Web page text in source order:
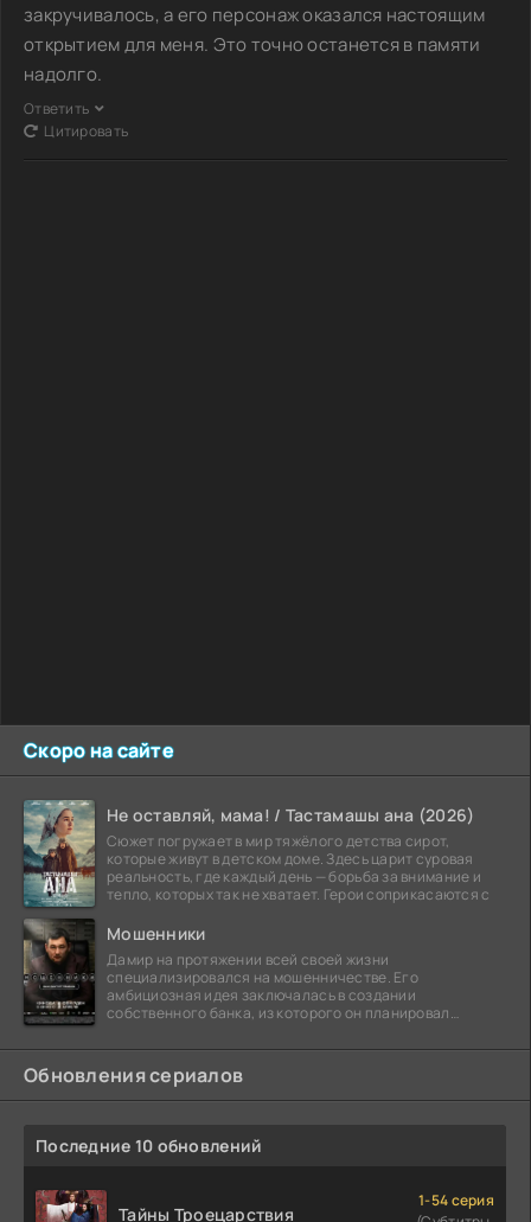
Скоро на сайте
Не оставляй, мама! / Тастамашы ана (2026)
Сюжет погружает в мир тяжёлого детства сирот,
которые живут в детском доме. Здесь царит суровая
реальность, где каждый день — борьба за внимание и
тепло, которых так не хватает. Герои соприкасаются с
Мошенники
Дамир на протяжении всей своей жизни
специализировался на мошенничестве. Его
амбициозная идея заключалась в создании
собственного банка, из которого он планировал
Обновления сериалов
Последние 10 обновлений
Тайны Троецарствия
1-54 серия
закручивалось, а его персонаж оказался настоящим
открытием для меня. Это точно останется в памяти
надолго.
Ответить
Цитировать